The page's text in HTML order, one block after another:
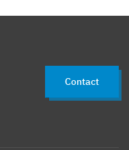
Contact